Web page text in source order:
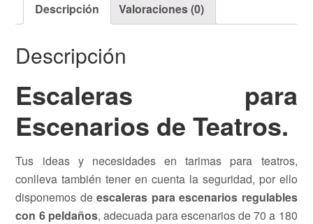
Descripción Valoraciones (0)
Descripción
Escaleras para
Escenarios de Teatros.
Tus ideas y necesidades en tarimas para teatros,
conlleva también tener en cuenta la seguridad, por ello
disponemos deescaleras para escenarios regulables
con 6 peldaños, adecuada para escenarios de 70 a 180